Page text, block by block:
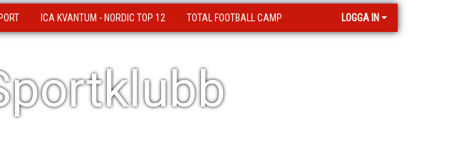
ICA KVANTUM - NORDIC TOP 12 TOTAL FOOTBALL CAMP LOGGA IN